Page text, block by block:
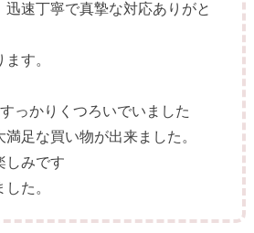
速丁寧で真摯な対応ありがと
す。
っかりくつろいでいました
足な買い物が出来ました。
しみです
た。